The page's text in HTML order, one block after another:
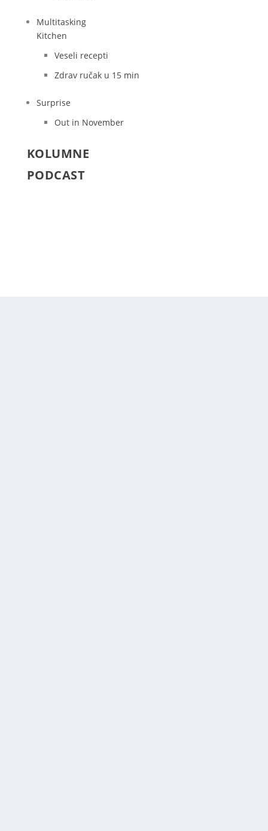
Multitasking
Kitchen
Veseli recepti
Zdrav ručak u 15 min
Surprise
Out in November
KOLUMNE
PODCAST